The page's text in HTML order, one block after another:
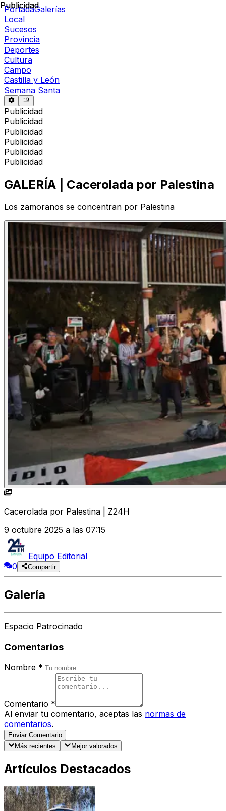
PortadaGalerías
Local
Sucesos
Provincia
Deportes
Cultura
Campo
Castilla y León
Semana Santa
Publicidad
Publicidad
Publicidad
Publicidad
Publicidad
Publicidad
Publicidad
GALERÍA | Cacerolada por Palestina
Los zamoranos se concentran por Palestina
Cacerolada por Palestina | Z24H
9 octubre 2025 a las 07:15
Equipo Editorial
0
Compartir
Galería
Espacio Patrocinado
Comentarios
Nombre *
Comentario *
Al enviar tu comentario, aceptas las normas de
comentarios.
Enviar Comentario
Más recientes
Mejor valorados
Artículos Destacados
Publicidad